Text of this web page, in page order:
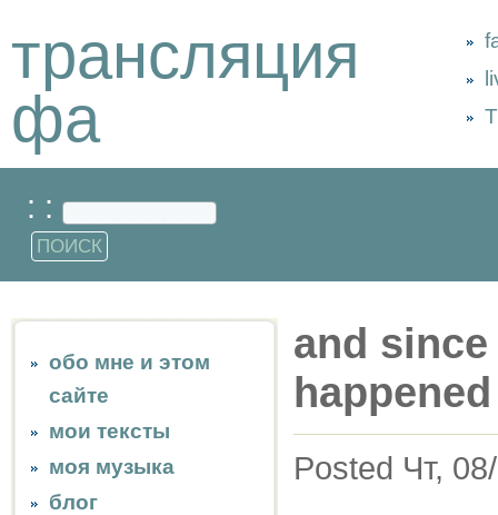
трансляция
фа
: :
обо мне и этом
сайте
мои тексты
моя музыка
блог
and
happened
Posted Чт,